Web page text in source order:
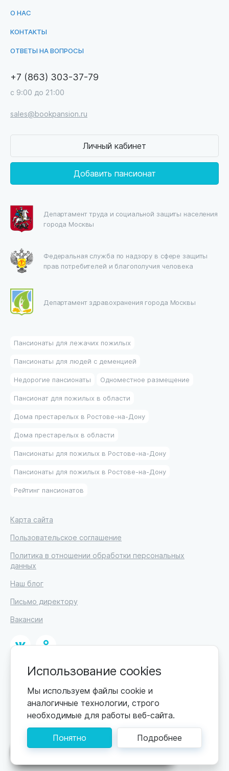
Поможем подобрать пансионат
О НАС
КОНТАКТЫ
ОТВЕТЫ НА ВОПРОСЫ
+7 (863) 303-37-79
с 9:00 до 21:00
sales@bookpansion.ru
Личный кабинет
Добавить пансионат
Департамент труда и социальной защиты населения
города Москвы
Федеральная служба по надзору в сфере защиты
прав потребителей и благополучия человека
Департамент здравохранения города Москвы
Пансионаты для лежачих пожилых
Пансионаты для людей с деменцией
Недорогие пансионаты Одноместное размещение
Пансионат для пожилых в области
Дома престарелых в Ростове-на-Дону
Дома престарелых в области
Пансионаты для пожилых в Ростове-на-Дону
Пансионаты для пожилых в Ростове-на-Дону
Рейтинг пансионатов
Карта сайта
Пользовательское соглашение
Политика в отношении обработки персональных
данных
Наш блог
Письмо директору
Вакансии
© 2026
ИП Высоцкий Дмитрий Петрович, ИНН 233610721148
Цены обновляются по мере поступления новой
информации. Точную стоимость уточняйте у
пансионата. Информация, предоставленная на сайте,
не может быть использована для постановки
диагноза, назначения лечения и не заменяет прием
Использование cookies
Мы используем файлы cookie и
аналогичные технологии, строго
необходимые для работы веб-сайта.
Понятно Подробнее